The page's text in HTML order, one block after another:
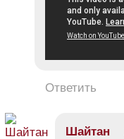
Ответить
Шайтан